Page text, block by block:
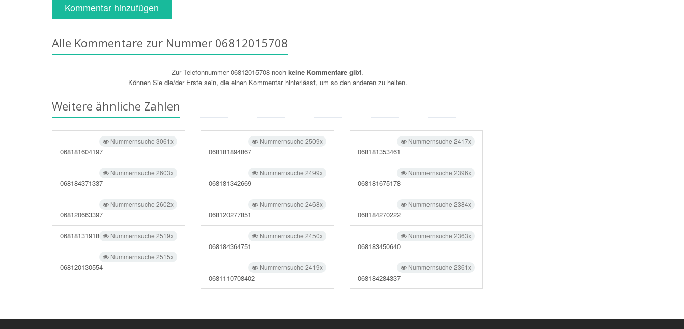
Kommentar hinzufügen
Alle Kommentare zur Nummer 06812015708
Zur Telefonnummer 06812015708 nochkeine Kommentare gibt.
Können Sie die/der Erste sein, die einen Kommentar hinterlässt, um so den anderen zu helfen.
Weitere ähnliche Zahlen
Nummernsuche 3061x
068181604197
Nummernsuche 2603x
068184371337
Nummernsuche 2602x
068120663397
Nummernsuche 2519x
06818131918
Nummernsuche 2515x
068120130554
Nummernsuche 2509x
068181894867
Nummernsuche 2499x
068181342669
Nummernsuche 2468x
068120277851
Nummernsuche 2450x
068184364751
Nummernsuche 2419x
0681110708402
Nummernsuche 2417x
068181353461
Nummernsuche 2396x
068181675178
Nummernsuche 2384x
068184270222
Nummernsuche 2363x
068183450640
Nummernsuche 2361x
068184284337